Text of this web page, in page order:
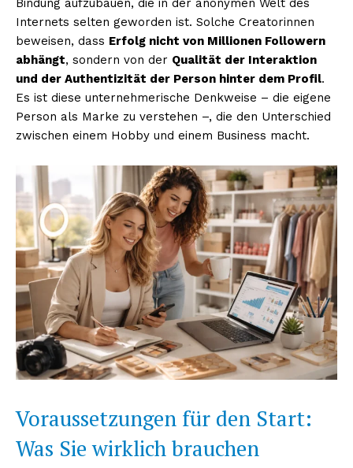
Bindung aufzubauen, die in der anonymen Welt des
Internets selten geworden ist. Solche Creatorinnen
beweisen, dass Erfolg nicht von Millionen Followern
abhängt, sondern von der Qualität der Interaktion
und der Authentizität der Person hinter dem Profil.
Es ist diese unternehmerische Denkweise – die eigene
Person als Marke zu verstehen –, die den Unterschied
zwischen einem Hobby und einem Business macht.
Voraussetzungen für den Start:
Was Sie wirklich brauchen